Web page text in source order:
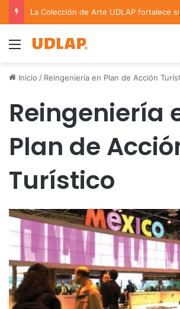
Menu
Inicio / Reingeniería en Plan de Acción
Reingeniería
Plan de
Turístico